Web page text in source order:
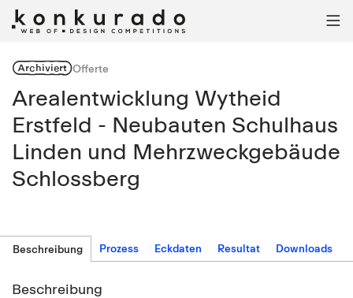

ArchiviertOfferte
Arealentwicklung Wytheid
Erstfeld - Neubauten Schulhaus
Linden und Mehrzweckgebäude
Schlossberg
Beschreibung Prozess Eckdaten Resultat Downloads
Beschreibung